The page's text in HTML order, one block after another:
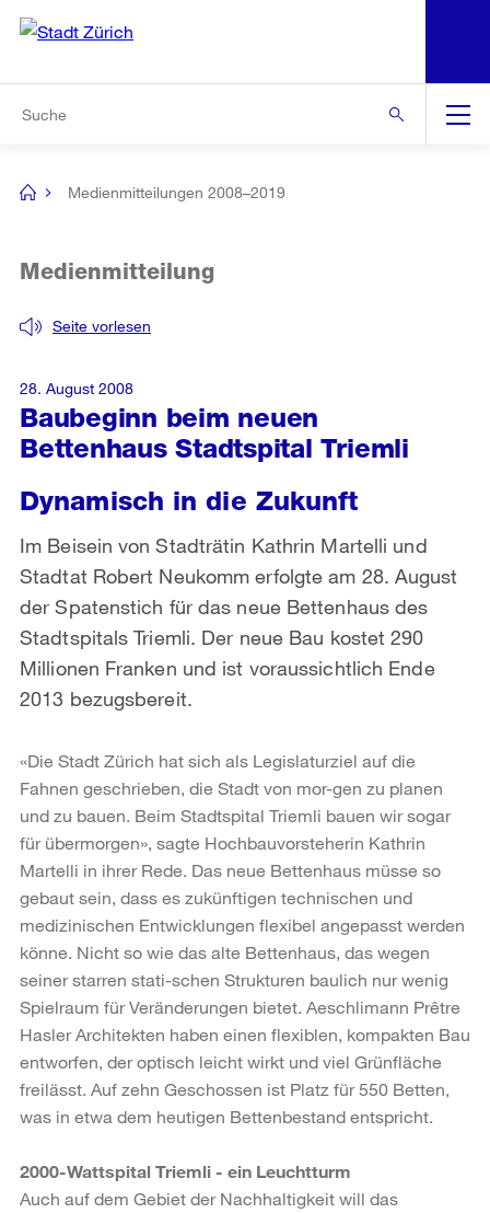
Navigation
[no
Medienmitteilungen 2008–2019
Baubeginn beim neuen
Bettenhaus Stadtspital Triemli
Seite vorlesen
Medienmitteilung
Dynamisch in die Zukunft
Im Beisein von Stadträtin Kathrin Martelli und
Stadtat Robert Neukomm erfolgte am 28. August
der Spatenstich für das neue Bettenhaus des
Stadtspitals Triemli. Der neue Bau kostet 290
Millionen Franken und ist voraussichtlich Ende
2013 bezugsbereit.
28. August 2008
«Die Stadt Zürich hat sich als Legislaturziel auf die
Fahnen geschrieben, die Stadt von mor-gen zu planen
und zu bauen. Beim Stadtspital Triemli bauen wir sogar
für übermorgen», sagte Hochbauvorsteherin Kathrin
Martelli in ihrer Rede. Das neue Bettenhaus müsse so
gebaut sein, dass es zukünftigen technischen und
medizinischen Entwicklungen flexibel angepasst werden
könne. Nicht so wie das alte Bettenhaus, das wegen
seiner starren stati-schen Strukturen baulich nur wenig
Spielraum für Veränderungen bietet. Aeschlimann Prêtre
Hasler Architekten haben einen flexiblen, kompakten Bau
entworfen, der optisch leicht wirkt und viel Grünfläche
freilässt. Auf zehn Geschossen ist Platz für 550 Betten,
was in etwa dem heutigen Bettenbestand entspricht.
2000-Wattspital Triemli - ein Leuchtturm
Auch auf dem Gebiet der Nachhaltigkeit will das